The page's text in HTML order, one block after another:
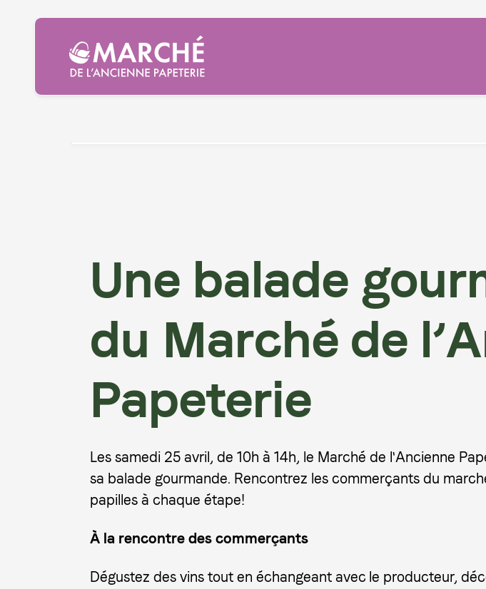
Une balade
du Marché de
Papeterie
Les samedi 25 avril, de 10h à 14h, le Marché de l'Ancienne
sa balade gourmande. Rencontrez les commerçants du
papilles à chaque étape!
À la rencontre des commerçants
Dégustez des vins tout en échangeant avec le producteur,